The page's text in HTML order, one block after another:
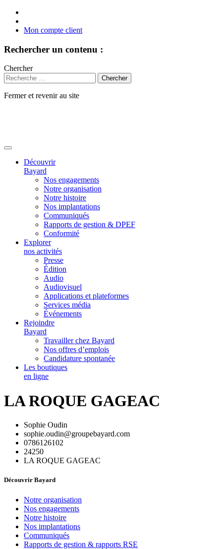
Mon compte client
Rechercher un contenu :
Chercher
Fermer et revenir au site
Découvrir
Bayard
Nos engagements
Notre organisation
Notre histoire
Nos implantations
Communiqués
Rapports de gestion & DPEF
Conformité
Explorer
nos activités
Presse
Édition
Audio
Audiovisuel
Applications et plateformes
Services média
Événements
Rejoindre
Bayard
Travailler chez Bayard
Nos offres d’emplois
Candidature spontanée
Les boutiques
en ligne
LA ROQUE GAGEAC
Sophie Oudin
sophie.oudin@groupebayard.com
0786126102
24250
LA ROQUE GAGEAC
Découvrir Bayard
Notre organisation
Nos engagements
Notre histoire
Nos implantations
Communiqués
Rapports de gestion & rapports RSE